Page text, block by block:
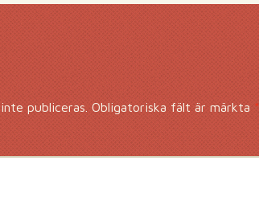
publiceras. Obligatoriska fält är märkta*